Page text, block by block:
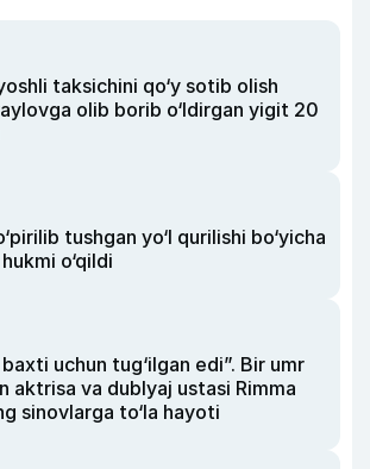
taksichini qo‘y sotib olish
olib borib o‘ldirgan yigit 20
tushgan yo‘l qurilishi bo‘yicha
o‘qildi
uchun tug‘ilgan edi”. Bir umr
aktrisa va dublyaj ustasi Rimma
sinovlarga to‘la hayoti